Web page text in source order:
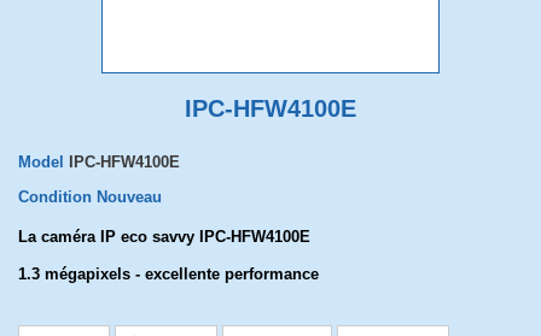
IPC-HFW4100E
Model
IPC-HFW4100E
Condition Nouveau
La caméra IP eco savvy IPC-HFW4100E
1.3 mégapixels - excellente performance